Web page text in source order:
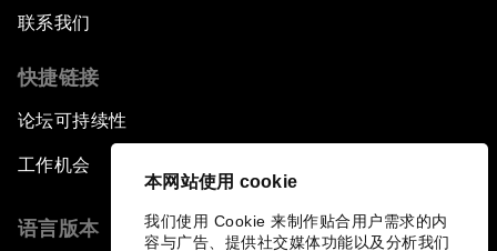
本网站使用 cookie
我们使用 Cookie 来制作贴合用户需求的内
容与广告、提供社交媒体功能以及分析我们
联系我们
快捷链接
论坛可持续性
工作机会
语言版本